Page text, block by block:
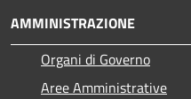
AMMINISTRAZIONE
Organi di Governo
Aree Amministrative